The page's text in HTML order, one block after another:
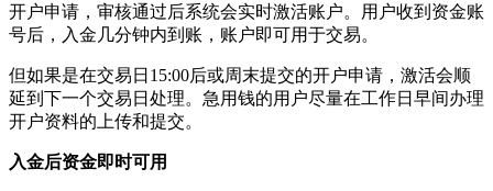
开户申请，审核通过后系统会实时激活账户。用户收到资金账
号后，入金几分钟内到账，账户即可用于交易。
但如果是在交易日15:00后或周末提交的开户申请，激活会顺
延到下一个交易日处理。急用钱的用户尽量在工作日早间办理
开户资料的上传和提交。
入金后资金即时可用